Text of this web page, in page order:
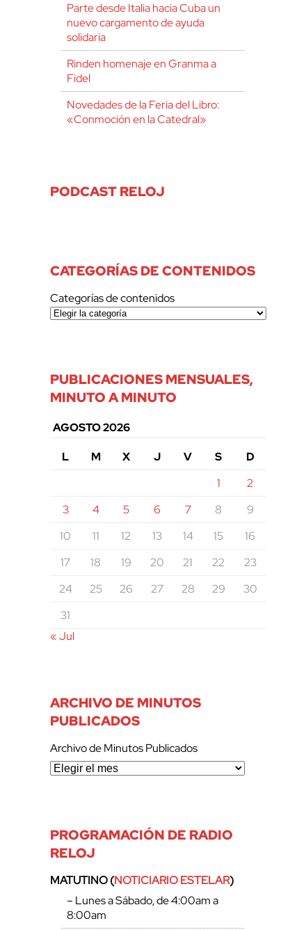
Parte desde Italia hacia Cuba un
nuevo cargamento de ayuda
solidaria
Rinden homenaje en Granma a
Fidel
Novedades de la Feria del Libro:
«Conmoción en la Catedral»
PODCAST RELOJ
CATEGORÍAS DE CONTENIDOS
Categorías de contenidos
PUBLICACIONES MENSUALES,
MINUTO A MINUTO
AGOSTO 2026
L
M X J V S
D
1
2
3
4 5 6 7 8
9
10
11 12 13 14 15
16
17
18 19 20 21 22
23
24
25 26 27 28 29
30
31
« Jul
ARCHIVO DE MINUTOS
PUBLICADOS
Archivo de Minutos Publicados
PROGRAMACIÓN DE RADIO
RELOJ
MATUTINO (NOTICIARIO ESTELAR)
– Lunes a Sábado, de 4:00am a
8:00am